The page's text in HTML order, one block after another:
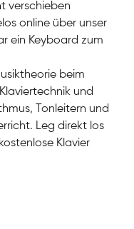
verschieben
online über unser
ein Keyboard zum
beim
und
Tonleitern und
Leg direkt los
Klavier